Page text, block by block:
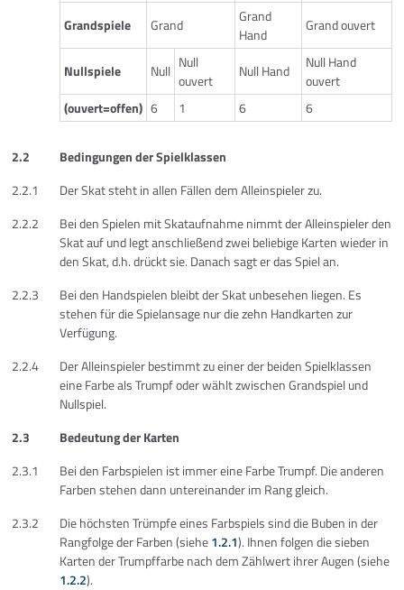
Grandspiele Grand
Grand
Hand
Grand ouvert
Nullspiele Null Null
ouvert
Null Hand
Null Hand
ouvert
(ouvert=offen) 6 1 6 6
2.2
Bedingungen der Spielklassen
2.2.1
Der Skat steht in allen Fällen dem Alleinspieler zu.
2.2.2
Bei den Spielen mit Skataufnahme nimmt der Alleinspieler den
Skat auf und legt anschließend zwei beliebige Karten wieder in
den Skat, d.h. drückt sie. Danach sagt er das Spiel an.
2.2.3
Bei den Handspielen bleibt der Skat unbesehen liegen. Es
stehen für die Spielansage nur die zehn Handkarten zur
Verfügung.
2.2.4
Der Alleinspieler bestimmt zu einer der beiden Spielklassen
eine Farbe als Trumpf oder wählt zwischen Grandspiel und
Nullspiel.
2.3
Bedeutung der Karten
2.3.1
Bei den Farbspielen ist immer eine Farbe Trumpf. Die anderen
Farben stehen dann untereinander im Rang gleich.
2.3.2
Die höchsten Trümpfe eines Farbspiels sind die Buben in der
Rangfolge der Farben (siehe1.2.1). Ihnen folgen die sieben
Karten der Trumpffarbe nach dem Zählwert ihrer Augen (siehe
1.2.2).